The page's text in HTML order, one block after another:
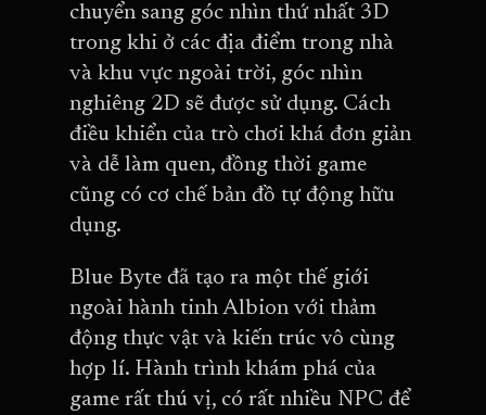
chuyển sang góc nhìn thứ nhất 3D
trong khi ở các địa điểm trong nhà
và khu vực ngoài trời, góc nhìn
nghiêng 2D sẽ được sử dụng. Cách
điều khiển của trò chơi khá đơn giản
và dễ làm quen, đồng thời game
cũng có cơ chế bản đồ tự động hữu
dụng.
Blue Byte đã tạo ra một thế giới
ngoài hành tinh Albion với thảm
động thực vật và kiến trúc vô cùng
hợp lí. Hành trình khám phá của
game rất thú vị, có rất nhiều NPC để